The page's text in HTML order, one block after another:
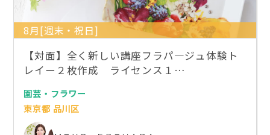
8月[週末・祝日]
【対面】全く新しい講座フラパ―ジュ体験ト
レイー２枚作成 ライセンス１…
園芸・フラワー
東京都 品川区